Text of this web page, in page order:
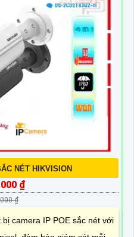
NÉT HIKVISION
₫
₫
camera IP POE sắc nét với